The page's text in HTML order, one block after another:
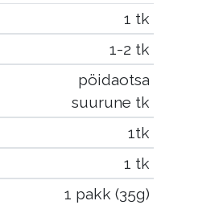
1 tk
1-2 tk
pöidaotsa
suurune tk
1tk
1 tk
1 pakk (35g)